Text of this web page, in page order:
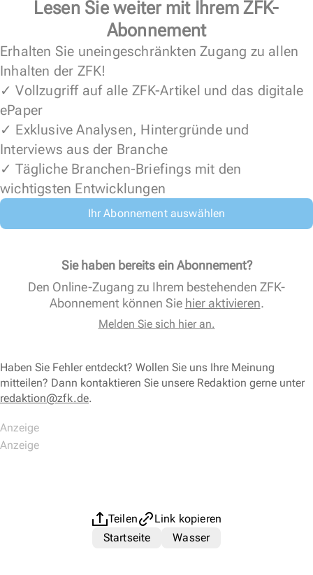
Lesen Sie weiter mit Ihrem ZFK-
Abonnement
Erhalten Sie uneingeschränkten Zugang zu allen
Inhalten der ZFK!
✓ Vollzugriff auf alle ZFK-Artikel und das digitale
ePaper
✓ Exklusive Analysen, Hintergründe und
Interviews aus der Branche
✓ Tägliche Branchen-Briefings mit den
wichtigsten Entwicklungen
Ihr Abonnement auswählen
Sie haben bereits ein Abonnement?
Den Online-Zugang zu Ihrem bestehenden ZFK-
Abonnement können Sie hier aktivieren.
Melden Sie sich hier an.
Haben Sie Fehler entdeckt? Wollen Sie uns Ihre Meinung
mitteilen? Dann kontaktieren Sie unsere Redaktion gerne unter
redaktion@zfk.de.
Teilen
Link kopieren
Startseite
Wasser